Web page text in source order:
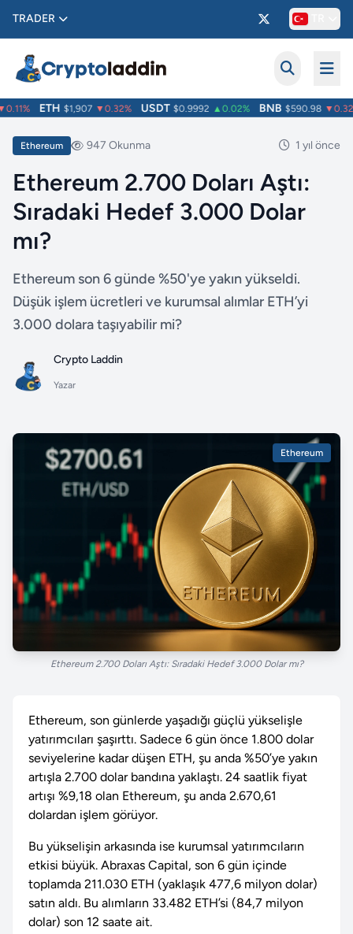
TRADER
ETH $1,907 ▼0.32% USDT $0.9992 ▲0.02% BNB $590.98 ▼0.32%
Ethereum 947 Okunma 1 yıl önce
Ethereum 2.700 Doları Aştı:
Sıradaki Hedef 3.000 Dolar
mı?
Ethereum son 6 günde %50'ye yakın yükseldi.
Düşük işlem ücretleri ve kurumsal alımlar ETH’yi
3.000 dolara taşıyabilir mi?
Crypto Laddin
Yazar
Ethereum
Ethereum 2.700 Doları Aştı: Sıradaki Hedef 3.000 Dolar mı?
Ethereum, son günlerde yaşadığı güçlü yükselişle
yatırımcıları şaşırttı. Sadece 6 gün önce 1.800 dolar
seviyelerine kadar düşen ETH, şu anda %50’ye yakın
artışla 2.700 dolar bandına yaklaştı. 24 saatlik fiyat
artışı %9,18 olan Ethereum, şu anda 2.670,61
dolardan işlem görüyor.
Bu yükselişin arkasında ise kurumsal yatırımcıların
etkisi büyük. Abraxas Capital, son 6 gün içinde
toplamda 211.030 ETH (yaklaşık 477,6 milyon dolar)
satın aldı. Bu alımların 33.482 ETH’si (84,7 milyon
dolar) son 12 saate ait.